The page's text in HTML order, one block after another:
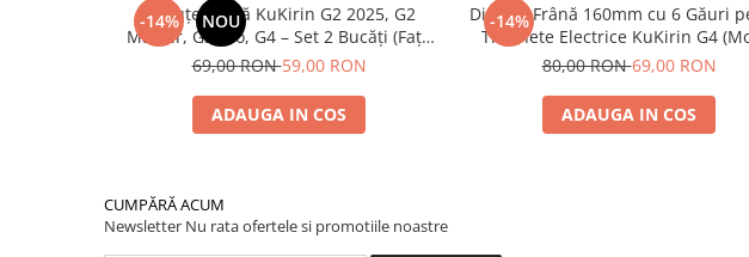
-14% NOU
Plăcuțe Frână KuKirin G2 2025, G2
Master, G3 Pro, G4 – Set 2 Bucăți (Față
sau Spate) Premium
69,00 RON59,00 RON
ADAUGA IN COS
-14%
Disc de Frână 160mm cu 6 Găuri
Trotinete Electrice KuKirin G4
2025) și KuKirin G2 – Performanță
80,00 RON69,00 RON
ADAUGA IN COS
CUMPĂRĂ ACUM
Newsletter Nu rata ofertele si promotiile noastre